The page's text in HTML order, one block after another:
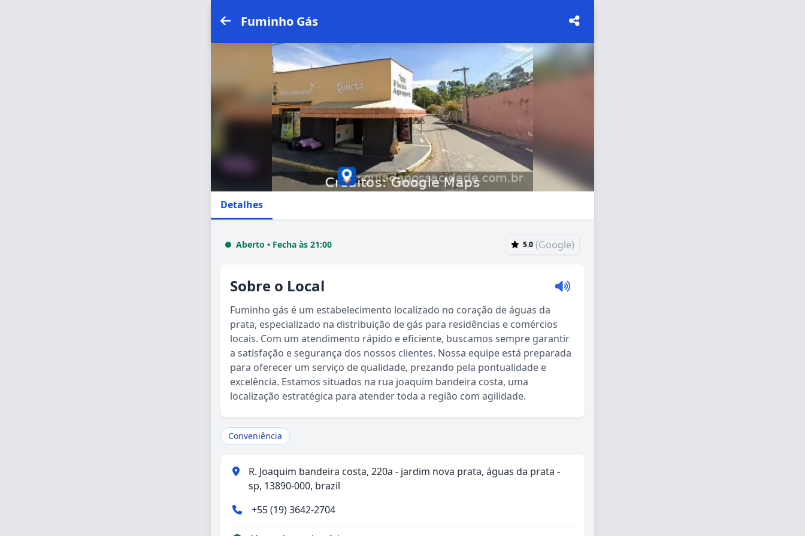
Fuminho Gás
Detalhes
Aberto • Fecha às 21:00 5.0 (Google)
Sobre o Local
Fuminho gás é um estabelecimento localizado no coração de águas da
prata, especializado na distribuição de gás para residências e comércios
locais. Com um atendimento rápido e eficiente, buscamos sempre garantir
a satisfação e segurança dos nossos clientes. Nossa equipe está preparada
para oferecer um serviço de qualidade, prezando pela pontualidade e
excelência. Estamos situados na rua joaquim bandeira costa, uma
localização estratégica para atender toda a região com agilidade.
Conveniência
R. Joaquim bandeira costa, 220a - jardim nova prata, águas da prata -
sp, 13890-000, brazil
+55 (19) 3642-2704
Sou Turista em Águas da Prata